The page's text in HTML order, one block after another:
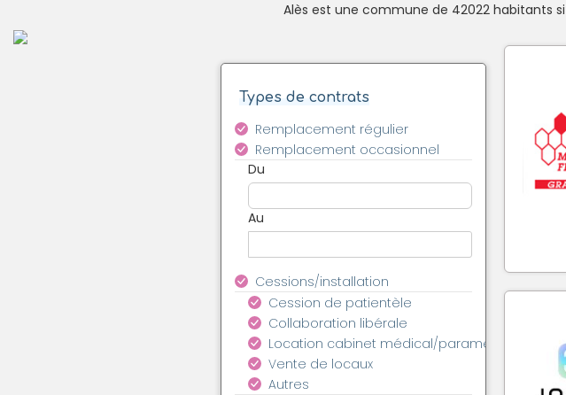
Alès est une commune de 42022 habitants
Types de contrats
Remplacement régulier
Remplacement occasionnel
Du
Au
Cessions/installation
Cession de patientèle
Collaboration libérale
Location cabinet médical/paramédical
Vente de locaux
Autres